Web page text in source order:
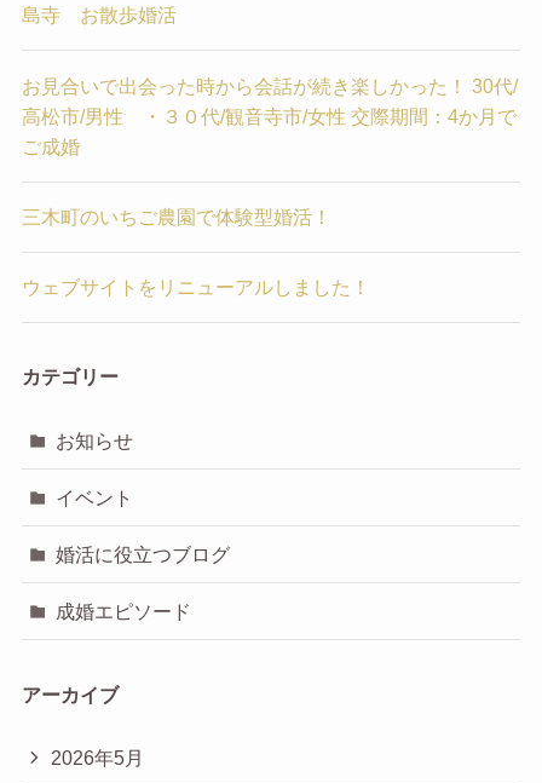
島寺 お散歩婚活
お見合いで出会った時から会話が続き楽しかった！ 30代/
高松市/男性 ・３０代/観音寺市/女性 交際期間：4か月で
ご成婚
三木町のいちご農園で体験型婚活！
ウェブサイトをリニューアルしました！
カテゴリー
お知らせ
イベント
婚活に役立つブログ
成婚エピソード
アーカイブ
2026年5月